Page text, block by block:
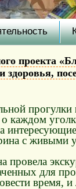
проекта
здоровья,
каждом
с живыми
провела
для
время, и